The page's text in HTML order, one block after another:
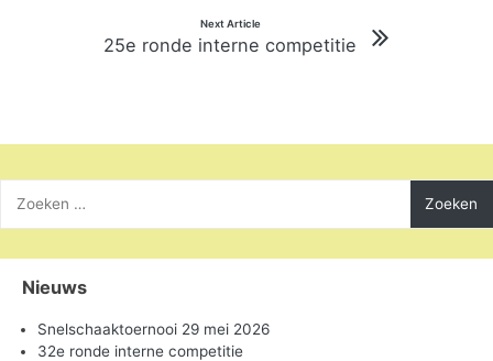
Next Article
25e ronde interne competitie
naar:
Nieuws
Snelschaaktoernooi 29 mei 2026
32e ronde interne competitie